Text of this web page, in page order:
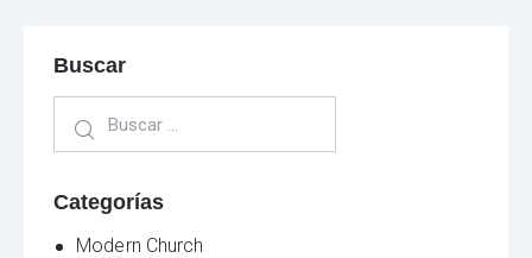
Buscar
Categorías
Modern Church